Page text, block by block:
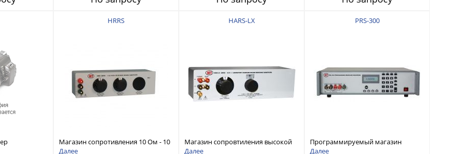
соединении) для 100:1
kΩ,
HRRS
Магазин сопротивления 10 Ом - 10
ТОм
Далее
HARS-LX
Магазин сопровтиления высокой
точности 10 мОм - 121 МОм,
Далее
PRS-300
Программируемый магазин
сопротивлений 0,1 Ом - 20 МОм,
Далее